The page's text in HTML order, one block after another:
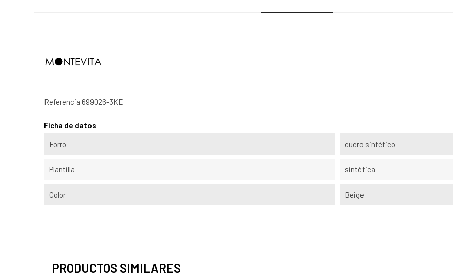
Referencia 699026-3KE
Ficha de datos
Forro cuero sintético
Plantilla sintética
Color Beige
PRODUCTOS SIMILARES